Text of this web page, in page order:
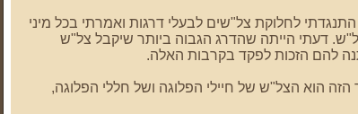
לחלוקת צל"שים לבעלי דרגות ואמרתי בכל מיני
דעתי הייתה שהדרג הגבוה ביותר שיקבל צל"ש
להם הזכות לפקד בקרבות האלה.
הוא הצל"ש של חיילי הפלוגה ושל חללי הפלוגה,